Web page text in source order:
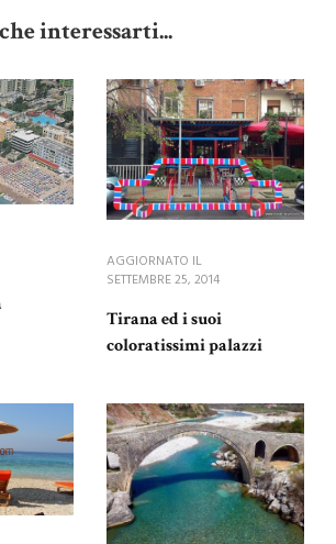
interessarti...
AGGIORNATO IL
SETTEMBRE 25, 2014
Tirana ed i suoi
coloratissimi palazzi